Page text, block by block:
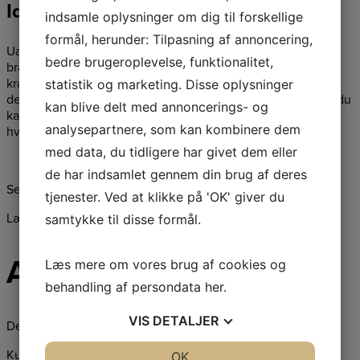
Ideel til Forskellige Opgaver
Uanset om du skal fælde træer, beskære grene eller save
brænde, er Stihl MS 172 et pålideligt valg, der kombinerer
kraft, effektivitet og brugervenlighed i én maskine. Den er
designet til at gøre arbejdet lettere og mere behageligt, så du
kan fokusere på opgaven og opnå professionelle resultater
hver gang.
Se vores udvalg af andre save
Læs mere om saven her
Anmeldelser
Der er endnu ikke nogle anmeldelser.
Kun kunder, der er logget ind og har købt denne vare, kan
indsamle oplysninger om dig til forskellige
formål, herunder: Tilpasning af annoncering,
bedre brugeroplevelse, funktionalitet,
statistik og marketing. Disse oplysninger
kan blive delt med annoncerings- og
analysepartnere, som kan kombinere dem
med data, du tidligere har givet dem eller
de har indsamlet gennem din brug af deres
tjenester. Ved at klikke på 'OK' giver du
samtykke til disse formål.
Læs mere om vores brug af cookies og
behandling af persondata her.
VIS DETALJER
OK